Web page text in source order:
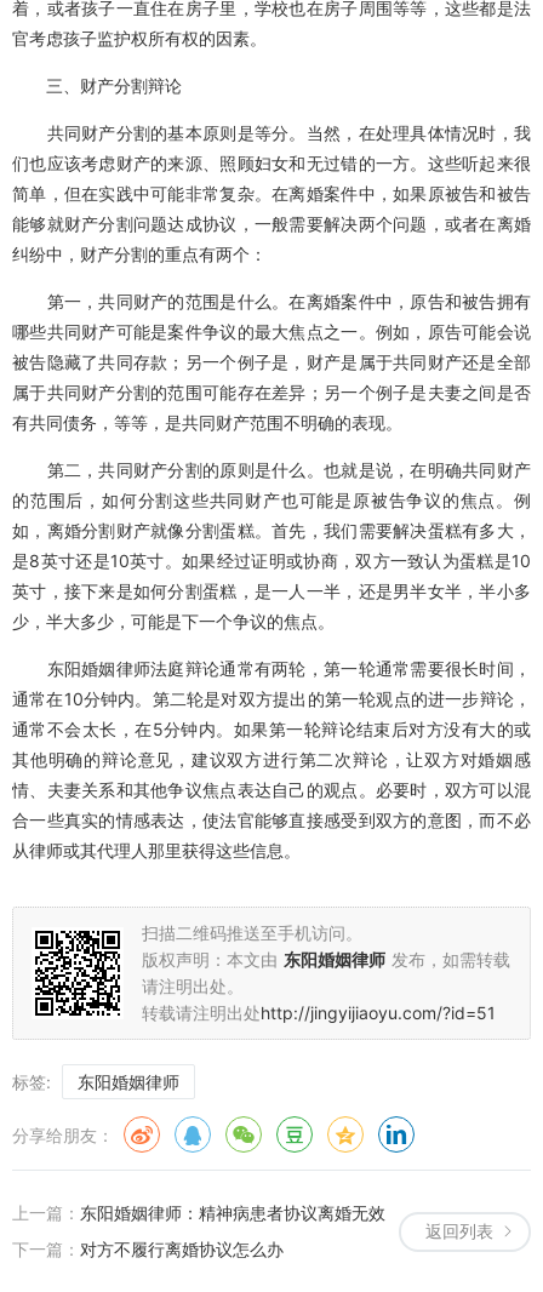
着，或者孩子一直住在房子里，学校也在房子周围等等，这些都是法
官考虑孩子监护权所有权的因素。
三、财产分割辩论
共同财产分割的基本原则是等分。当然，在处理具体情况时，我
们也应该考虑财产的来源、照顾妇女和无过错的一方。这些听起来很
简单，但在实践中可能非常复杂。在离婚案件中，如果原被告和被告
能够就财产分割问题达成协议，一般需要解决两个问题，或者在离婚
纠纷中，财产分割的重点有两个：
第一，共同财产的范围是什么。在离婚案件中，原告和被告拥有
哪些共同财产可能是案件争议的最大焦点之一。例如，原告可能会说
被告隐藏了共同存款；另一个例子是，财产是属于共同财产还是全部
属于共同财产分割的范围可能存在差异；另一个例子是夫妻之间是否
有共同债务，等等，是共同财产范围不明确的表现。
第二，共同财产分割的原则是什么。也就是说，在明确共同财产
的范围后，如何分割这些共同财产也可能是原被告争议的焦点。例
如，离婚分割财产就像分割蛋糕。首先，我们需要解决蛋糕有多大，
是8英寸还是10英寸。如果经过证明或协商，双方一致认为蛋糕是10
英寸，接下来是如何分割蛋糕，是一人一半，还是男半女半，半小多
少，半大多少，可能是下一个争议的焦点。
东阳婚姻律师法庭辩论通常有两轮，第一轮通常需要很长时间，
通常在10分钟内。第二轮是对双方提出的第一轮观点的进一步辩论，
通常不会太长，在5分钟内。如果第一轮辩论结束后对方没有大的或
其他明确的辩论意见，建议双方进行第二次辩论，让双方对婚姻感
情、夫妻关系和其他争议焦点表达自己的观点。必要时，双方可以混
合一些真实的情感表达，使法官能够直接感受到双方的意图，而不必
从律师或其代理人那里获得这些信息。
扫描二维码推送至手机访问。
版权声明：本文由 东阳婚姻律师 发布，如需转载
请注明出处。
转载请注明出处http://jingyijiaoyu.com/?id=51
标签: 东阳婚姻律师
分享给朋友：
返回列表
上一篇： 东阳婚姻律师：精神病患者协议离婚无效
下一篇： 对方不履行离婚协议怎么办